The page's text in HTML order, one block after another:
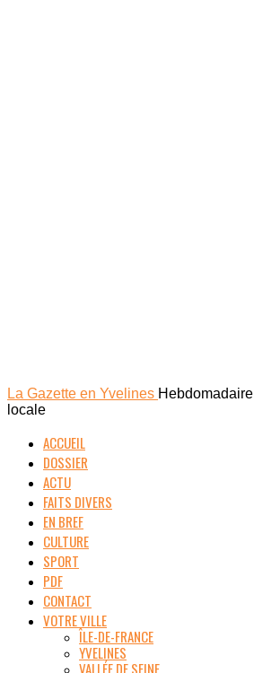
La Gazette en Yvelines
locale
ACCUEIL
DOSSIER
ACTU
FAITS DIVERS
EN BREF
CULTURE
SPORT
PDF
CONTACT
VOTRE VILLE
ÎLE-DE-FRANCE
YVELINES
VALLÉE DE SEINE